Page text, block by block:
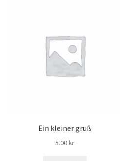
Ein kleiner gruß
5.00kr